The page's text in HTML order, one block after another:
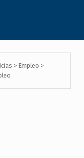
> Empleo >